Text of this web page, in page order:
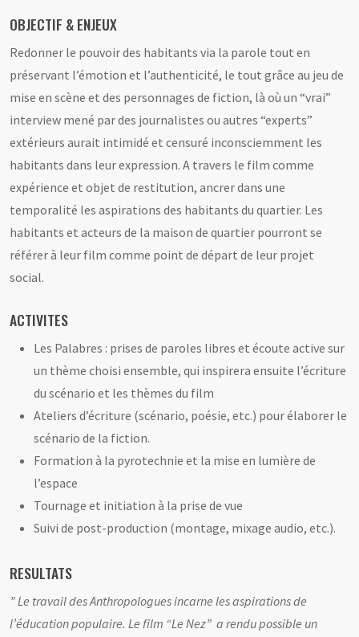
OBJECTIF & ENJEUX
Redonner le pouvoir des habitants via la parole tout en
préservant l’émotion et l’authenticité, le tout grâce au jeu de
mise en scène et des personnages de fiction, là où un “vrai”
interview mené par des journalistes ou autres “experts”
extérieurs aurait intimidé et censuré inconsciemment les
habitants dans leur expression. A travers le film comme
expérience et objet de restitution, ancrer dans une
temporalité les aspirations des habitants du quartier. Les
habitants et acteurs de la maison de quartier pourront se
référer à leur film comme point de départ de leur projet
social.
ACTIVITES
Les Palabres : prises de paroles libres et écoute active sur
un thème choisi ensemble, qui inspirera ensuite l’écriture
du scénario et les thèmes du film
Ateliers d’écriture (scénario, poésie, etc.) pour élaborer le
scénario de la fiction.
Formation à la pyrotechnie et la mise en lumière de
l’espace
Tournage et initiation à la prise de vue
Suivi de post-production (montage, mixage audio, etc.).
RESULTATS
” Le travail des Anthropologues incarne les aspirations de
l’éducation populaire. Le film “Le Nez” a rendu possible un